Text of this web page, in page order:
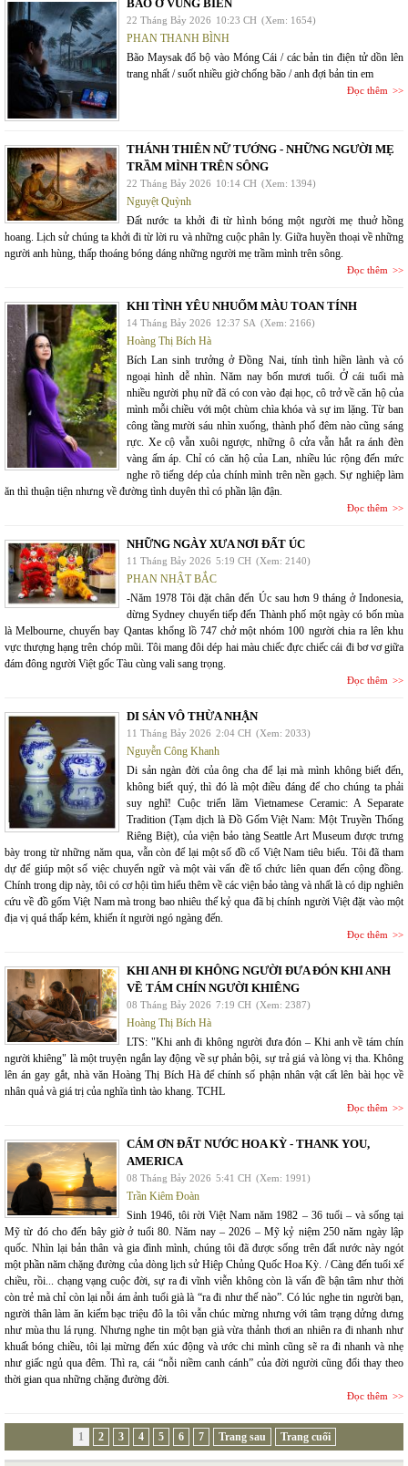
BÃO Ở VÙNG BIÊN
22 Tháng Bảy 2026 10:23 CH (Xem: 1654)
PHAN THANH BÌNH
Bão Maysak đổ bộ vào Móng Cái / các bản tin điện tử dồn lên
trang nhất / suốt nhiều giờ chống bão / anh đợi bản tin em
Đọc thêm
THÁNH THIÊN NỮ TƯỚNG - NHỮNG NGƯỜI MẸ
TRẦM MÌNH TRÊN SÔNG
22 Tháng Bảy 2026 10:14 CH (Xem: 1394)
Nguyệt Quỳnh
Đất nước ta khởi đi từ hình bóng một người mẹ thuở hồng
hoang. Lịch sử chúng ta khởi đi từ lời ru và những cuộc phân ly. Giữa huyền thoại về những
người anh hùng, thấp thoáng bóng dáng những người mẹ trầm mình trên sông.
Đọc thêm
KHI TÌNH YÊU NHUỐM MÀU TOAN TÍNH
14 Tháng Bảy 2026 12:37 SA (Xem: 2166)
Hoàng Thị Bích Hà
Bích Lan sinh trưởng ở Đồng Nai, tính tình hiền lành và có
ngoại hình dễ nhìn. Năm nay bốn mươi tuổi. Ở cái tuổi mà
nhiều người phụ nữ đã có con vào đại học, cô trở về căn hộ của
mình mỗi chiều với một chùm chìa khóa và sự im lặng. Từ ban
công tầng mười sáu nhìn xuống, thành phố đêm nào cũng sáng
rực. Xe cộ vẫn xuôi ngược, những ô cửa vẫn hắt ra ánh đèn
vàng ấm áp. Chỉ có căn hộ của Lan, nhiều lúc rộng đến mức
nghe rõ tiếng dép của chính mình trên nền gạch. Sự nghiệp làm
ăn thì thuận tiện nhưng về đường tình duyên thì có phần lận đận.
Đọc thêm
NHỮNG NGÀY XƯA NƠI ĐẤT ÚC
11 Tháng Bảy 2026 5:19 CH (Xem: 2140)
PHAN NHẬT BẮC
-Năm 1978 Tôi đặt chân đến Úc sau hơn 9 tháng ở Indonesia,
dừng Sydney chuyển tiếp đến Thành phố một ngày có bốn mùa
là Melbourne, chuyến bay Qantas khổng lồ 747 chở một nhóm 100 người chia ra lên khu
vực thượng hạng trên chóp mũi. Tôi mang đôi dép hai màu chiếc đực chiếc cái đi bơ vơ giữa
đám đông người Việt gốc Tàu cùng vali sang trọng.
Đọc thêm
DI SẢN VÔ THỪA NHẬN
11 Tháng Bảy 2026 2:04 CH (Xem: 2033)
Nguyễn Công Khanh
Di sản ngàn đời của ông cha để lại mà mình không biết đến,
không biết quý, thì đó là một điều đáng để cho chúng ta phải
suy nghĩ! Cuộc triển lãm Vietnamese Ceramic: A Separate
Tradition (Tạm dịch là Đồ Gốm Việt Nam: Một Truyền Thống
Riêng Biệt), của viện bảo tàng Seattle Art Museum được trưng
bày trong từ những năm qua, vẫn còn để lại một số đồ cổ Việt Nam tiêu biểu. Tôi đã tham
dự để giúp một số việc chuyển ngữ và một vài vấn đề tổ chức liên quan đến cộng đồng.
Chính trong dịp này, tôi có cơ hội tìm hiểu thêm về các viện bảo tàng và nhất là có dịp nghiên
cứu về đồ gốm Việt Nam mà trong bao nhiêu thế kỷ qua đã bị chính người Việt đặt vào một
địa vị quá thấp kém, khiến ít người ngó ngàng đến.
Đọc thêm
KHI ANH ĐI KHÔNG NGƯỜI ĐƯA ĐÓN KHI ANH
VỀ TÁM CHÍN NGƯỜI KHIÊNG
08 Tháng Bảy 2026 7:19 CH (Xem: 2387)
Hoàng Thị Bích Hà
LTS: "Khi anh đi không người đưa đón – Khi anh về tám chín
người khiêng" là một truyện ngắn lay động về sự phản bội, sự trả giá và lòng vị tha. Không
lên án gay gắt, nhà văn Hoàng Thị Bích Hà để chính số phận nhân vật cất lên bài học về
nhân quả và giá trị của nghĩa tình tào khang. TCHL
Đọc thêm
CÁM ƠN ĐẤT NƯỚC HOA KỲ - THANK YOU,
AMERICA
08 Tháng Bảy 2026 5:41 CH (Xem: 1991)
Trần Kiêm Đoàn
Sinh 1946, tôi rời Việt Nam năm 1982 – 36 tuổi – và sống tại
Mỹ từ đó cho đến bây giờ ở tuổi 80. Năm nay – 2026 – Mỹ kỷ niệm 250 năm ngày lập
quốc. Nhìn lại bản thân và gia đình mình, chúng tôi đã được sống trên đất nước này ngót
một phần năm chặng đường của dòng lịch sử Hiệp Chủng Quốc Hoa Kỳ. / Càng đến tuổi xế
chiều, rồi... chạng vạng cuộc đời, sự ra đi vĩnh viễn không còn là vấn đề bận tâm như thời
còn trẻ mà chỉ còn lại nỗi ám ảnh tuổi già là “ra đi như thế nào”. Có lúc nghe tin người bạn,
người thân làm ăn kiếm bạc triệu đô la tôi vẫn chúc mừng nhưng với tâm trạng dửng dưng
như mùa thu lá rụng. Nhưng nghe tin một bạn già vừa thảnh thơi an nhiên ra đi nhanh như
khuất bóng chiều, tôi lại mừng đến xúc động và ước chi mình cũng sẽ ra đi nhanh và nhẹ
như giấc ngủ qua đêm. Thì ra, cái “nỗi niềm canh cánh” của đời người cũng đổi thay theo
thời gian qua những chặng đường đời.
Đọc thêm
1 2 3 4 5 6 7 Trang sau Trang cuối